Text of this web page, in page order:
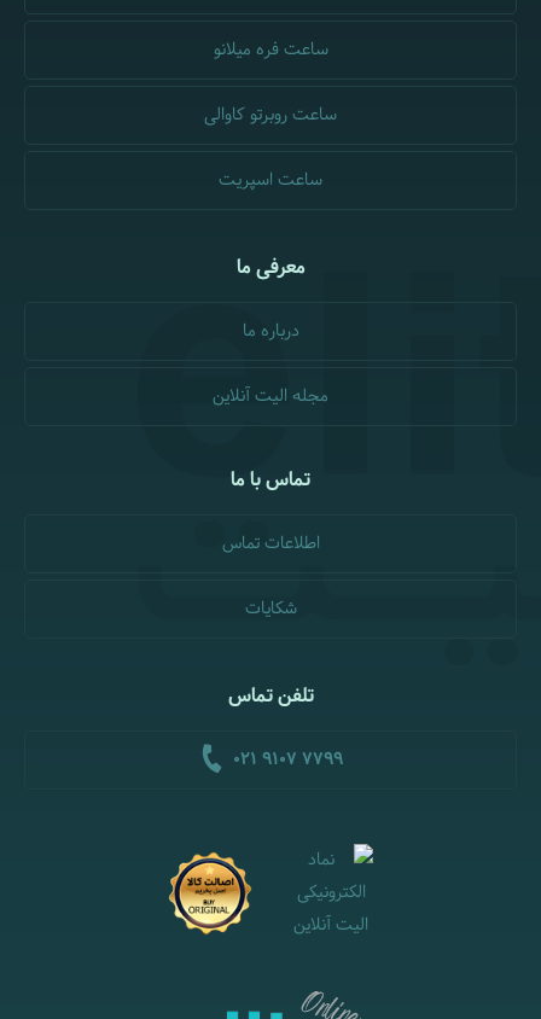
ساعت فره میلانو
ساعت روبرتو کاوالی
ساعت اسپریت
معرفی ما
درباره ما
مجله الیت آنلاین
تماس با ما
اطلاعات تماس
شکایات
تلفن تماس
021 9107 7799